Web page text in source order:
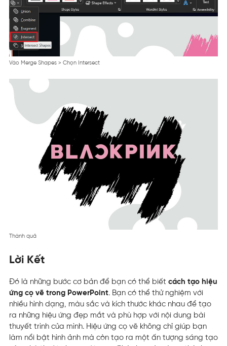
Vào Merge Shapes > Chọn Intersect
Thành quả
Lời Kết
Đó là những bước cơ bản để bạn có thể biết cách tạo hiệu
ứng cọ vẽ trong PowerPoint. Bạn có thể thử nghiệm với
nhiều hình dạng, màu sắc và kích thước khác nhau để tạo
ra những hiệu ứng đẹp mắt và phù hợp với nội dung bài
thuyết trình của mình. Hiệu ứng cọ vẽ không chỉ giúp bạn
làm nổi bật hình ảnh mà còn tạo ra một ấn tượng sáng tạo